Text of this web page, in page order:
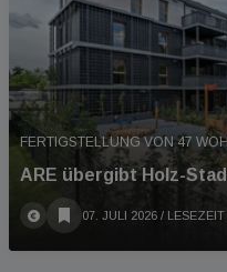
FERTIGSTELLUNG VON 47
ARE übergibt Holz-
07. JULI 2026 / LESEZEIT